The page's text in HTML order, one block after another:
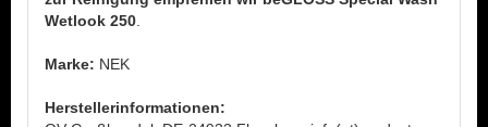
Wetlook 250
Marke: NEK
Herstellerinformationen: